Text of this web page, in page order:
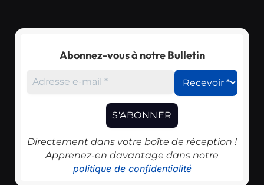
Abonnez-vous à notre Bulletin
Directement dans votre boîte de réception !
Apprenez-en davantage dans notre
politique de confidentialité